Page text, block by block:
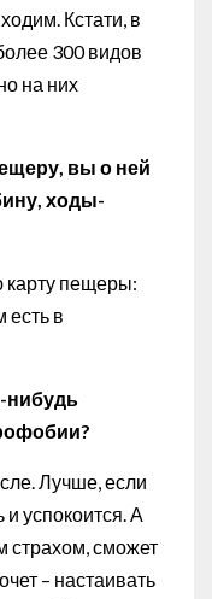
Кстати, в
300 видов
на них
вы о ней
ходы-
карту пещеры:
есть в
нибудь
Лучше, если
успокоится. А
страхом, сможет
– настаивать